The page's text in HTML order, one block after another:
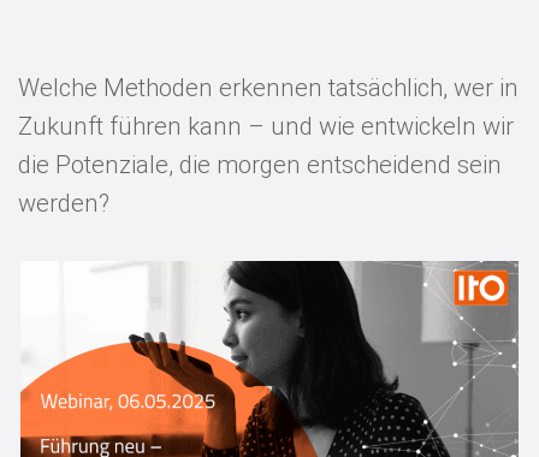
Welche Methoden erkennen tatsächlich, wer in
Zukunft führen kann – und wie entwickeln wir
die Potenziale, die morgen entscheidend sein
werden?